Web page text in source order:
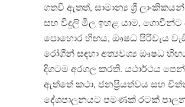
ගතවී ඇතත්, සාමාන්‍ය ශ්‍රී
සහ විදුලි මිල ඉහළ යාම, ගොවීන්ට
පොහොර හිඟය, ඖෂධ පිරිවැය
රෝගීන් සඳහා අත්‍යවශ්‍ය ඖෂධ
දිගටම අරගල කරති. යථාර්ථය
ඇත්තේ කථා, ජනප්‍රියත්වය සහ
දේශපාලනයට පමණක් රටක්